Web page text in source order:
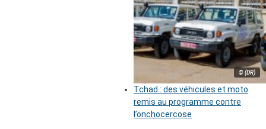
© (DR)
Tchad : des véhicules et moto
remis au programme contre
l’onchocercose